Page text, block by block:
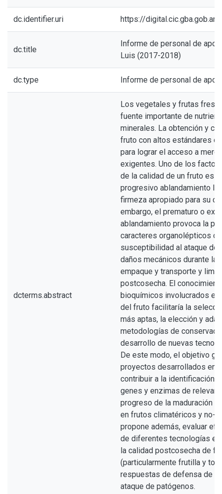
dc.identifier.uri https://
dc.title
Informe de personal de
Luis (2017-2018)
dc.type Informe de personal de
dcterms.abstract
Los vegetales y frutas
fuente importante de
minerales. La obtención y
fruto con altos estándares
para lograr el acceso a
exigentes. Uno de los
de la calidad de un fruto es
progresivo ablandamiento le
firmeza apropiado para su
embargo, el prematuro o
ablandamiento provoca la
caracteres organolépticos
susceptibilidad al ataque de
daños mecánicos durante
empaque y transporte y
postcosecha. El
bioquímicos involucrados en
del fruto facilitaría la
más aptas, la elección y
metodologías de
desarrollo de nuevas
De este modo, el objetivo
proyectos desarrollados en
contribuir a la identificación
genes y enzimas de
progreso de la maduración y
en frutos climatéricos y no-
propone además, evaluar
de diferentes tecnologías
la calidad postcosecha de
(particularmente frutilla y
respuestas de defensa de
ataque de patógenos.